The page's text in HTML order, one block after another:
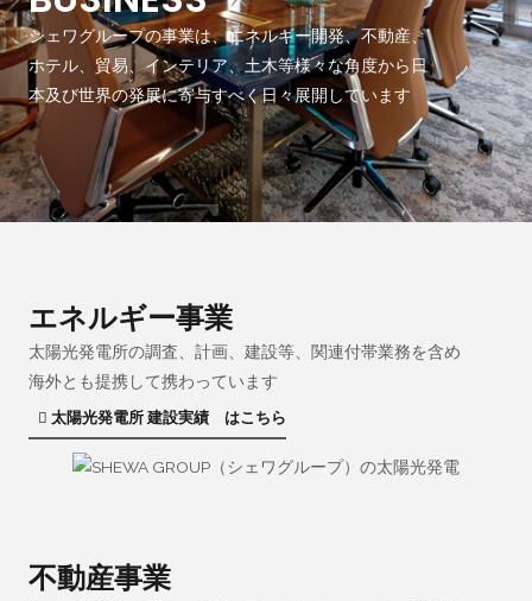
シェワグループの事業は、エネルギー開発、不動産、
ホテル、貿易、インテリア、土木等様々な角度から日
本及び世界の発展に寄与すべく日々展開しています
エネルギー事業
太陽光発電所の調査、計画、建設等、関連付帯業務を含め
海外とも提携して携わっています
太陽光発電所 建設実績 はこちら
不動産事業